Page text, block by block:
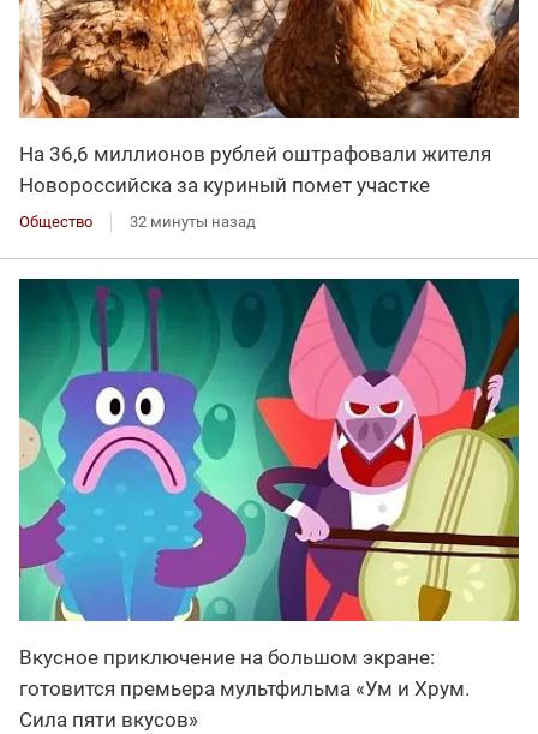
На 36,6 миллионов рублей оштрафовали жителя
Новороссийска за куриный помет участке
Общество 32 минуты назад
Вкусное приключение на большом экране:
готовится премьера мультфильма «Ум и Хрум.
Сила пяти вкусов»